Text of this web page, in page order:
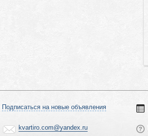
Подписаться на новые объявления
kvartiro.com@yandex.ru